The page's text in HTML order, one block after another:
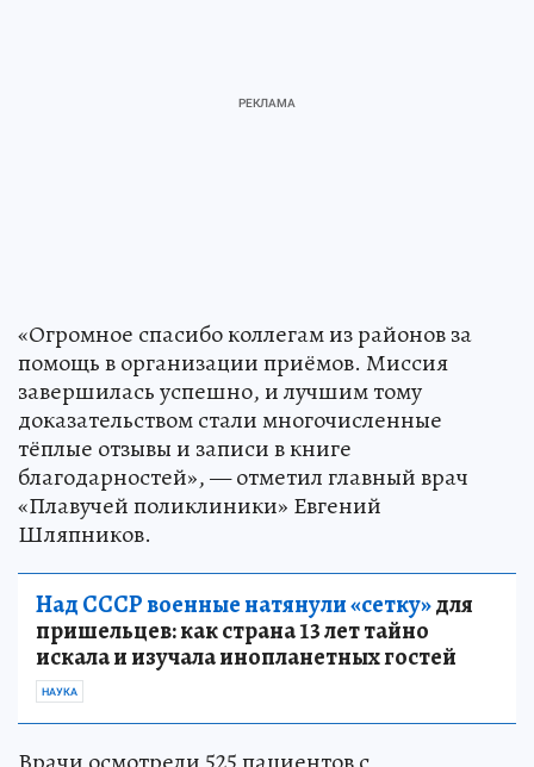
«Огромное спасибо коллегам из районов за
помощь в организации приёмов. Миссия
завершилась успешно, и лучшим тому
доказательством стали многочисленные
тёплые отзывы и записи в книге
благодарностей», — отметил главный врач
«Плавучей поликлиники» Евгений
Шляпников.
Над СССР военные натянули «сетку»для
пришельцев: как страна 13 лет тайно
искала и изучала инопланетных гостей
НАУКА